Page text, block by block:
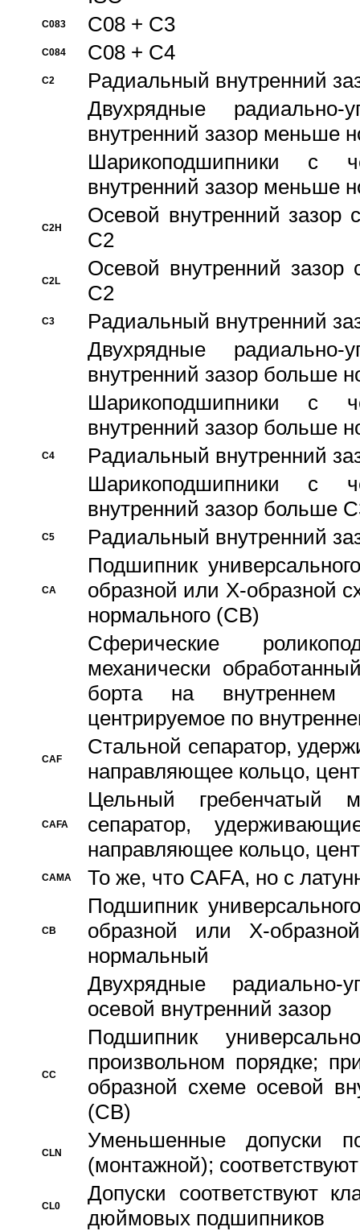
C083 C08 + C3
C084 C08 + C4
C2
Pадиальный внутренний
Двухрядные радиально-
внутренний зазор меньше
Шарикоподшипники с
внутренний зазор меньше
C2H
Осевой внутренний зазор
C2
C2L
Осевой внутренний зазор
C2
C3
Pадиальный внутренний
Двухрядные радиально-
внутренний зазор больше
Шарикоподшипники с
внутренний зазор больше
C4
Pадиальный внутренний
Шарикоподшипники с
внутренний зазор больше
C5 Pадиальный внутренний
CA
Подшипник
образной или Х-образной
нормального (CB)
Сферические
механически
борта на внутреннем
центрируемое по
CAF
Стальной сепаратор,
направляющее кольцо,
CAFA
Цельный гребенчатый
сепаратор,
направляющее кольцо,
CAMA То же, что CAFA, но с
CB
Подшипник
образной или Х-
нормальный
Двухрядные радиально-
осевой внутренний зазор
CC
Подшипник
произвольном порядке;
образной схеме осевой
(CB)
CLN
Уменьшенные
(монтажной);
CL0
Допуски соответствуют
дюймовых подшипников